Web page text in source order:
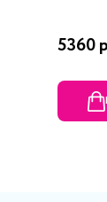
5360